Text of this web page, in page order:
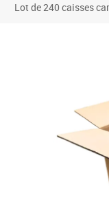
Lot de 240 caisses